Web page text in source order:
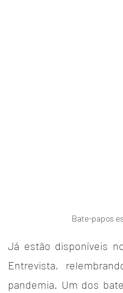
Bate-papos
Já estão disponíveis
Entrevista,
pandemia. Um dos